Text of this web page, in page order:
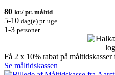
80 kr./ pr. måltid
5-10 dag(e) pr. uge
1-3 personer
Få 2 x 10% rabat på
Se måltidskassen